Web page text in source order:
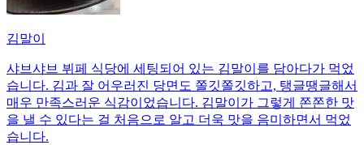
김말이
샤브샤브 뷔페 식당에 세팅되어 있는 김말이를 담아다가 먹었
습니다. 김과 잘 어우러진 당면도 쫄깃쫄깃하고, 탱글땡글해서
매우 만족스러운 식감이었습니다. 김말이가 그렇게 쫀쫀한 맛
을 낼 수 있다는 걸 처음으로 알고 더욱 맛을 음미하면서 먹었
습니다.